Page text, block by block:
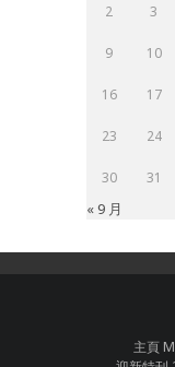
2 3
9 10
16 17
23 24
30 31
« 9 月
主頁